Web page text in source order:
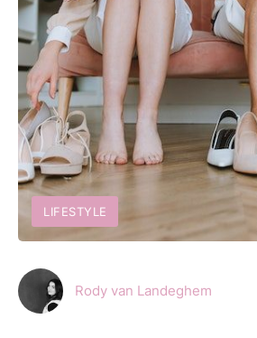
LIFESTYLE
Rody van Landeghem